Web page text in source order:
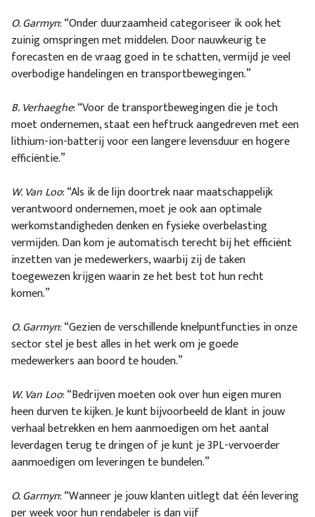
O. Garmyn: “Onder duurzaamheid categoriseer ik ook het
zuinig omspringen met middelen. Door nauwkeurig te
forecasten en de vraag goed in te schatten, vermijd je veel
overbodige handelingen en transportbewegingen.”
B. Verhaeghe: “Voor de transportbewegingen die je toch
moet ondernemen, staat een heftruck aangedreven met een
lithium-ion-batterij voor een langere levensduur en hogere
efficiëntie.”
W. Van Loo: “Als ik de lijn doortrek naar maatschappelijk
verantwoord ondernemen, moet je ook aan optimale
werkomstandigheden denken en fysieke overbelasting
vermijden. Dan kom je automatisch terecht bij het efficiënt
inzetten van je medewerkers, waarbij zij de taken
toegewezen krijgen waarin ze het best tot hun recht
komen.”
O. Garmyn: “Gezien de verschillende knelpuntfuncties in onze
sector stel je best alles in het werk om je goede
medewerkers aan boord te houden.”
W. Van Loo: “Bedrijven moeten ook over hun eigen muren
heen durven te kijken. Je kunt bijvoorbeeld de klant in jouw
verhaal betrekken en hem aanmoedigen om het aantal
leverdagen terug te dringen of je kunt je 3PL-vervoerder
aanmoedigen om leveringen te bundelen.”
O. Garmyn: “Wanneer je jouw klanten uitlegt dat één levering
per week voor hun rendabeler is dan vijf